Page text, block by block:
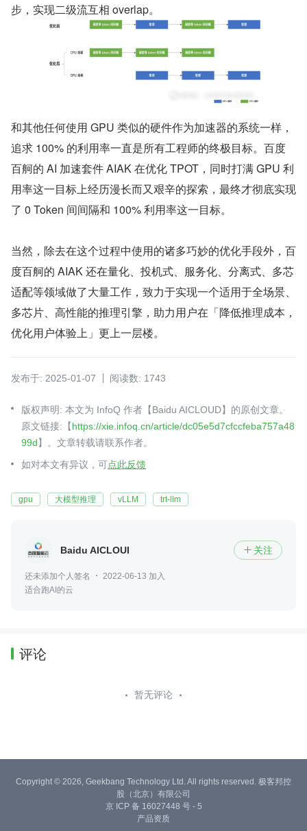
步，实现二级流互相 overlap。
和其他任何使用 GPU 类似的硬件作为加速器的系统一样，
追求 100% 的利用率一直是所有工程师的终极目标。百度
百舸的 AI 加速套件 AIAK 在优化 TPOT，同时打满 GPU 利
用率这一目标上经历漫长而又艰辛的探索，最终才彻底实现
了 0 Token 间间隔和 100% 利用率这一目标。
当然，除去在这个过程中使用的诸多巧妙的优化手段外，百
度百舸的 AIAK 还在量化、投机式、服务化、分离式、多芯
适配等领域做了大量工作，致力于实现一个适用于全场景、
多芯片、高性能的推理引擎，助力用户在「降低推理成本，
优化用户体验上」更上一层楼。
发布于: 2025-01-07 阅读数: 1743
版权声明: 本文为 InfoQ 作者【Baidu AICLOUD】的原创文章。
原文链接:【https://xie.infoq.cn/article/dc05e5d7cfccfeba757a48
99d】。文章转载请联系作者。
如对本文有异议，可点此反馈
gpu 大模型推理 vLLM trt-llm
Baidu AICLOUD  关注
还未添加个人签名
2022-06-13 加入
适合跑AI的云
评论
暂无评论
Copyright © 2026, Geekbang Technology Ltd. All rights reserved. 极客邦控
股（北京）有限公司
京 ICP 备 16027448 号 - 5
产品资质